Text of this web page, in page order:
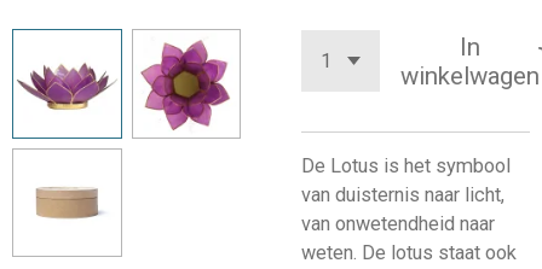
In
winkelwagen
De Lotus is het symbool
van duisternis naar licht,
van onwetendheid naar
weten. De lotus staat ook